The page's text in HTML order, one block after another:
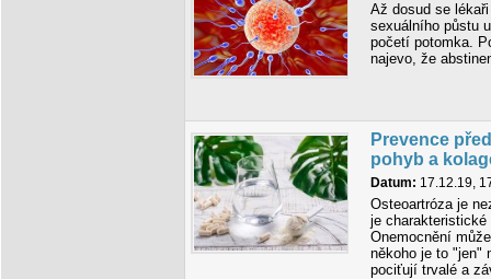
Až dosud se
sexuálního půstu
početí potomka.
najevo, že
Prevence
pohyb a
Datum: 17.12.19,
Osteoartróza je
je
Onemocnění
někoho je to "jen"
pociťují trvalé a